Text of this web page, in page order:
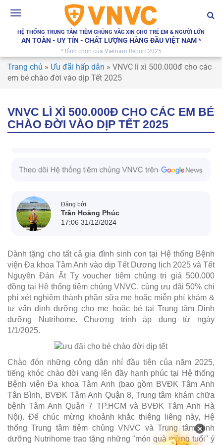
Toggle
HỆ THỐNG TRUNG TÂM TIÊM CHỦNG VẮC XIN CHO TRẺ EM & NGƯỜI LỚN
AN TOÀN - UY TÍN - CHẤT LƯỢNG HÀNG ĐẦU VIỆT NAM *
* Bình chọn của Vietnam Report 2025
Trang chủ » Ưu đãi hấp dẫn » VNVC lì xì 500.000đ cho các
em bé chào đời vào dịp Tết 2025
VNVC LÌ XÌ 500.000Đ CHO CÁC EM BÉ
CHÀO ĐỜI VÀO DỊP TẾT 2025
Đăng bởi
Trần Hoàng Phúc
17:06 31/12/2024
Dành tặng cho tất cả gia đình sinh con tại Hệ thống Bệnh
viện Đa khoa Tâm Anh vào dịp Tết Dương lịch 2025 và Tết
Nguyên Đán Ất Tỵ voucher tiêm chủng trị giá 500.000
đồng tại Hệ thống tiêm chủng VNVC, cùng ưu đãi 50% chi
phí xét nghiệm thành phần sữa mẹ hoặc miễn phí khám &
tư vấn dinh dưỡng cho mẹ hoặc bé tại Trung tâm Dinh
dưỡng Nutrihome. Chương trình áp dụng từ ngày
1/1/2025.
Chào đón những công dân nhí đầu tiên của năm 2025,
tiếng khóc chào đời vang lên đầy hạnh phúc tại Hệ thống
Bệnh viện Đa khoa Tâm Anh (bao gồm BVĐK Tâm Anh
Tân Bình, BVĐK Tâm Anh Quận 8, Trung tâm khám chữa
bệnh Tâm Anh Quận 7 TP.HCM và BVĐK Tâm Anh Hà
Nội). Để chúc mừng khoảnh khắc thiêng liêng này, Hệ
thống Trung tâm tiêm chủng VNVC và Trung tâm dinh
dưỡng Nutrihome trao tặng những "món quà mừng tuổi" ý
×